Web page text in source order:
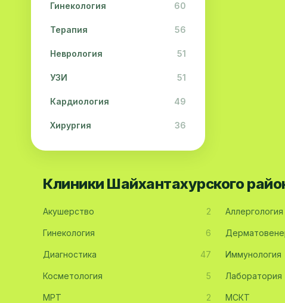
Гинекология 60
Терапия 56
Неврология 51
УЗИ 51
Кардиология 49
Хирургия 36
Физиотерапия 31
Невропатология
Клиники Шайхантахурского
Акушерство 2 Аллергология
Гинекология 6
Диагностика 47 Иммунология
Косметология 5 Лаборатория
МРТ 2 МСКТ